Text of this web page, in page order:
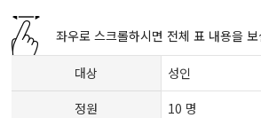
좌우로 스크롤하시면 전체 표 내용을
대상 성인
정원
10 명